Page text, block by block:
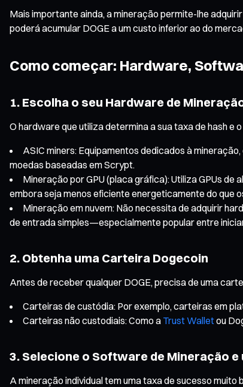
Mais importante ainda, a mineração permite-lhe
poderá acumular DOGE a um custo inferior ao do
Como começar: Hardware,
1. Escolha o seu Hardware de
O hardware que utiliza determina a sua taxa de hash e
ASIC miners: Equipamentos dedicados à
moedas baseadas em Scrypt.
Mineração por GPU (placa gráfica): Utiliza GPUs
embora seja menos eficiente energeticamente do que
Mineração em nuvem: Não necessita de adquirir
de entrada simples—especialmente popular entre
2. Obtenha uma Carteira Dogecoin
Antes de receber qualquer DOGE, precisa de uma
Carteiras de custódia: Por exemplo, carteiras em
Carteiras não custodiais: Como a Trust Walletou
3. Selecione o Software de Mineração e
A mineração individual tem uma taxa de sucesso